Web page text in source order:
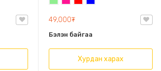
насныханд тохиромжтой,
хаана ч байрлуулах
49,000₮
Бэлэн байгаа
Хурдан харах